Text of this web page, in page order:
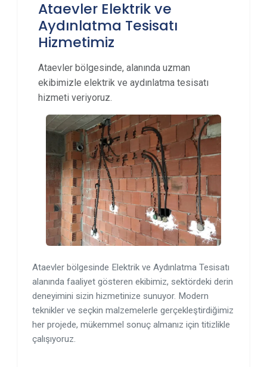
Ataevler Elektrik ve
Aydınlatma Tesisatı
Hizmetimiz
Ataevler bölgesinde, alanında uzman
ekibimizle elektrik ve aydınlatma tesisatı
hizmeti veriyoruz.
Ataevler bölgesinde Elektrik ve Aydınlatma Tesisatı
alanında faaliyet gösteren ekibimiz, sektördeki derin
deneyimini sizin hizmetinize sunuyor. Modern
teknikler ve seçkin malzemelerle gerçekleştirdiğimiz
her projede, mükemmel sonuç almanız için titizlikle
çalışıyoruz.